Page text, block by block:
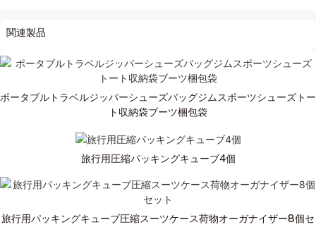
関連製品
ポータブルトラベルジッパーシューズバッグジムスポーツシューズトー
ト収納袋ブーツ梱包袋
旅行用圧縮パッキングキューブ4個
旅行用パッキングキューブ圧縮スーツケース荷物オーガナイザー8個セ